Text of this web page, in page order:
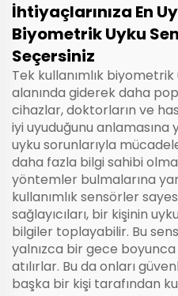
İhtiyaçlarınıza En
Biyometrik Uyku
Seçersiniz
Tek kullanımlık
alanında giderek daha
cihazlar, doktorların ve
iyi uyuduğunu anlamasına
uyku sorunlarıyla
daha fazla bilgi sahibi
yöntemler bulmalarına
kullanımlık sensörler
sağlayıcıları, bir kişinin
bilgiler toplayabilir. Bu
yalnızca bir gece
atılırlar. Bu da onları
başka bir kişi tarafından